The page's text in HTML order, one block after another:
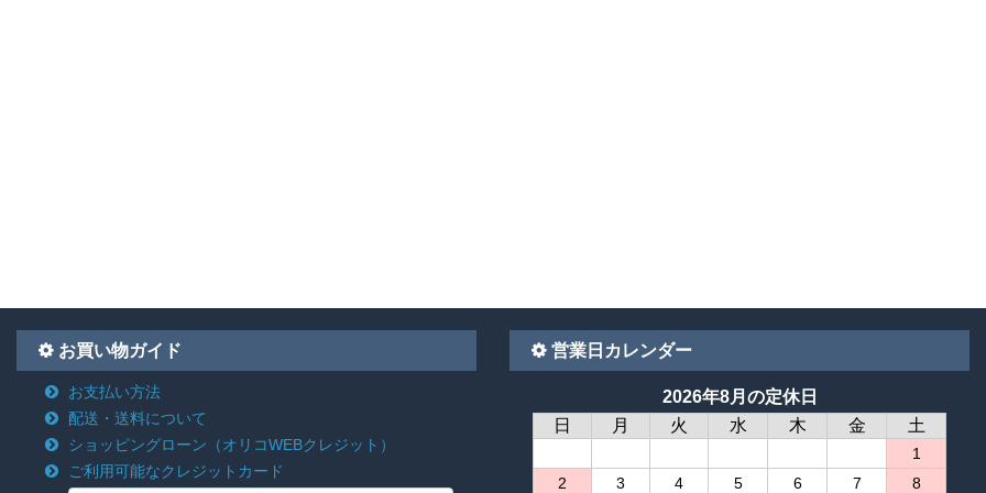
お買い物ガイド
お支払い方法
配送・送料について
ショッピングローン （オリコWEBクレジット）
ご利用可能なクレジットカード
営業日カレンダー
2026年8月の定休日
日
月 火 水 木 金 土
1
2
3 4 5 6 7 8